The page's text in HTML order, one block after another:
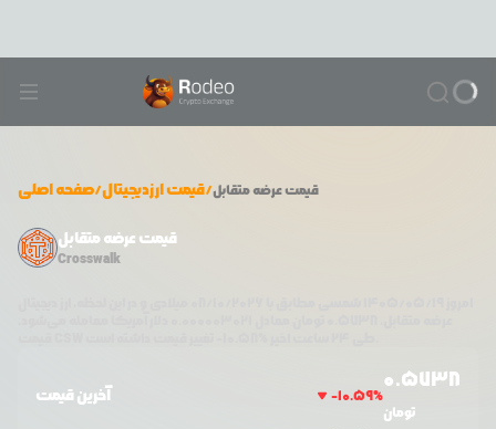
صفحه اصلی/قیمت ارزدیجیتال/ قیمتعرضه متقابل
قیمت عرضه متقابل
Crosswalk
آخرین قیمت -10.59%
0.5738
تومان